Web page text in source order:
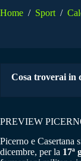
Home / Sport /
Cosa troverai in
PREVIEW
Picerno e Casertana
dicembre, per la 17ª